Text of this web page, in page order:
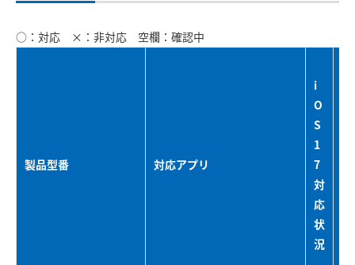
○：対応 ×：非対応 空欄：確認中
製品型番 対応アプリ
i
O
S
1
7
対
応
状
況